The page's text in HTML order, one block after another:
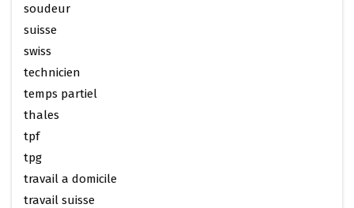
soudeur
suisse
swiss
technicien
temps partiel
thales
tpf
tpg
travail a domicile
travail suisse